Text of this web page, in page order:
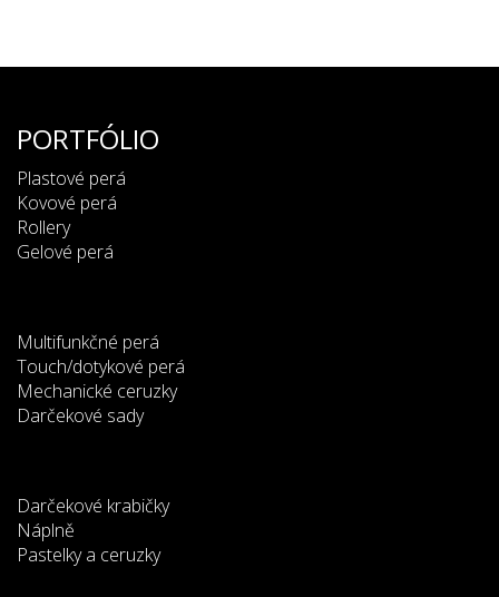
PORTFÓLIO
Plastové perá
Kovové perá
Rollery
Gelové perá
Multifunkčné perá
Touch/dotykové perá
Mechanické ceruzky
Darčekové sady
Darčekové krabičky
Náplně
Pastelky a ceruzky